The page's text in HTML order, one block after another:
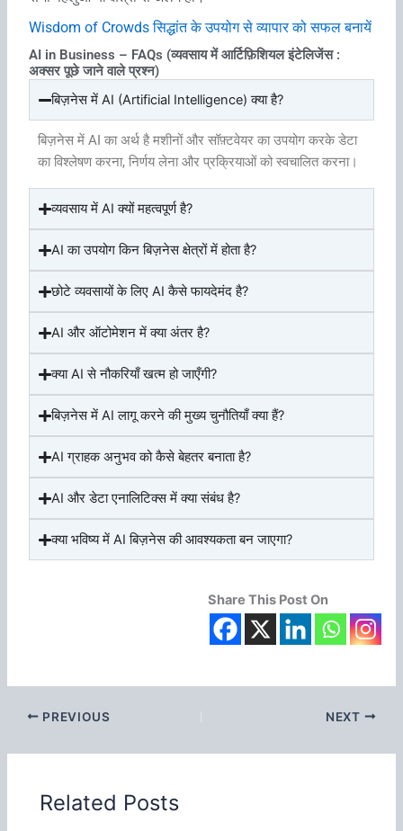
Wisdom of Crowds सिद्धांत के उपयोग से व्‍यापार को सफल बनायें
AI in Business – FAQs (व्यवसाय में आर्टिफ़िशियल इंटेलिजेंस :
अक्सर पूछे जाने वाले प्रश्न)
बिज़नेस में AI (Artificial Intelligence) क्या है?
बिज़नेस में AI का अर्थ है मशीनों और सॉफ़्टवेयर का उपयोग करके डेटा
का विश्लेषण करना, निर्णय लेना और प्रक्रियाओं को स्वचालित करना।
व्यवसाय में AI क्यों महत्वपूर्ण है?
AI का उपयोग किन बिज़नेस क्षेत्रों में होता है?
छोटे व्यवसायों के लिए AI कैसे फायदेमंद है?
AI और ऑटोमेशन में क्या अंतर है?
क्या AI से नौकरियाँ खत्म हो जाएँगी?
बिज़नेस में AI लागू करने की मुख्य चुनौतियाँ क्या हैं?
AI ग्राहक अनुभव को कैसे बेहतर बनाता है?
AI और डेटा एनालिटिक्स में क्या संबंध है?
क्या भविष्य में AI बिज़नेस की आवश्यकता बन जाएगा?
Share This Post On
PREVIOUS NEXT
Related Posts